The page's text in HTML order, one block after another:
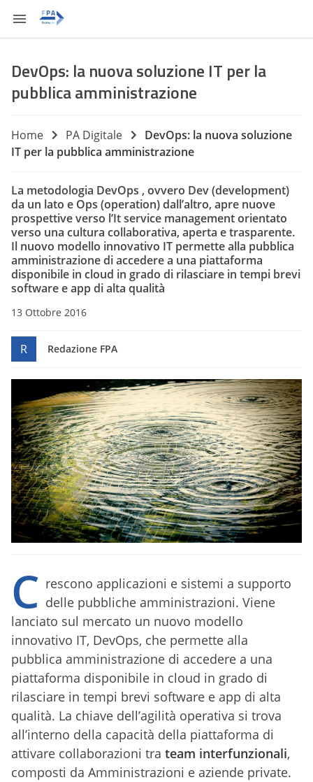
DevOps: la nuova soluzione IT per la
pubblica amministrazione
Home PA Digitale
DevOps: la nuova soluzione
IT per la pubblica amministrazione
La metodologia DevOps , ovvero Dev (development)
da un lato e Ops (operation) dall’altro, apre nuove
prospettive verso l’It service management orientato
verso una cultura collaborativa, aperta e trasparente.
Il nuovo modello innovativo IT permette alla pubblica
amministrazione di accedere a una piattaforma
disponibile in cloud in grado di rilasciare in tempi brevi
software e app di alta qualità
13 Ottobre 2016
R Redazione FPA
C rescono applicazioni e sistemi a supporto
delle pubbliche amministrazioni. Viene
lanciato sul mercato un nuovo modello
innovativo IT, DevOps, che permette alla
pubblica amministrazione di accedere a una
piattaforma disponibile in cloud in grado di
rilasciare in tempi brevi software e app di alta
qualità. La chiave dell’agilità operativa si trova
all’interno della capacità della piattaforma di
attivare collaborazioni tra team interfunzionali,
composti da Amministrazioni e aziende private.